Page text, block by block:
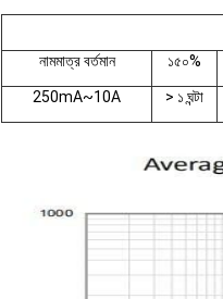
নামমাত্র বর্তমান ১৫০%
250mA~10A > ১ ঘন্টা